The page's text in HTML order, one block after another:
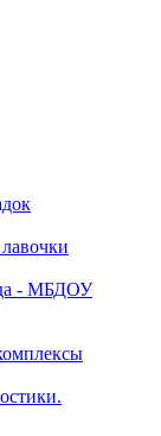
- МБДОУ